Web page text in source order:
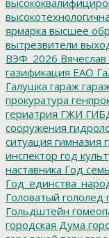
ярмарка высшее
вытрезвители
ВЭФ_2026
газификация ЕАО
Галушка гараж
прокуратура
гериатрия ГЖИ
сооружения
ситуация гимназия
инспектор год
наставника Год
Головатый гололед
Гольдштейн
городская Дума